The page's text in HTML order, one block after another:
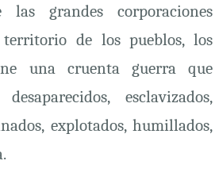
las grandes corporaciones
de los pueblos, los
una cruenta guerra que
esclavizados,
explotados, humillados,